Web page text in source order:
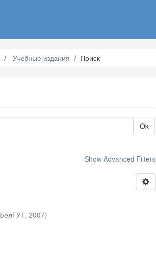
Учебные издания Поиск
Ok
Show Advanced Filters
БелГУТ,2007)